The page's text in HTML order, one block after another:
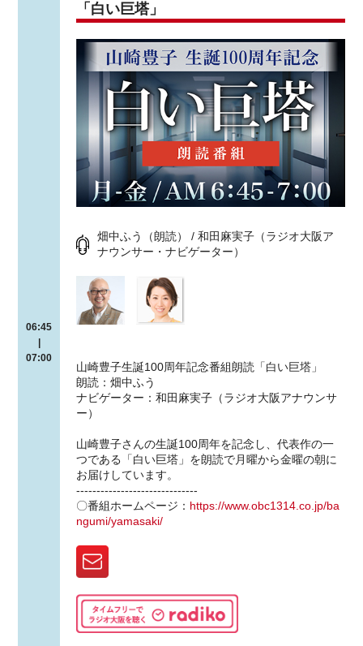
06:45
07:00
「白い巨塔」
畑中ふう（朗読） / 和田麻実子（ラジオ大阪ア
ナウンサー・ナビゲーター）
山崎豊子生誕100周年記念番組朗読「白い巨塔」
朗読：畑中ふう
ナビゲーター：和田麻実子（ラジオ大阪アナウンサ
ー）
山崎豊子さんの生誕100周年を記念し、代表作の一
つである「白い巨塔」を朗読で月曜から金曜の朝に
お届けしています。
------------------------------
〇番組ホームページ： https://www.obc1314.co.jp/ba
ngumi/yamasaki/